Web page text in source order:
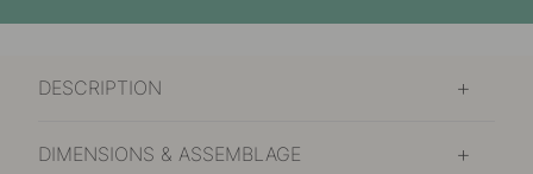
21.50 €
48.50 €
DESCRIPTION
DIMENSIONS & ASSEMBLAGE